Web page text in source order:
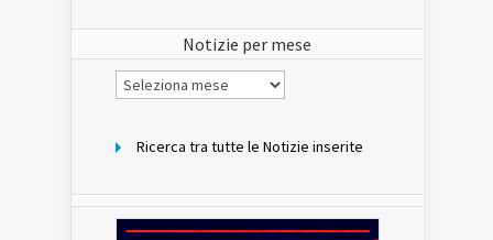
Notizie per mese
Notizie
per
Ricerca tra tutte le Notizie inserite